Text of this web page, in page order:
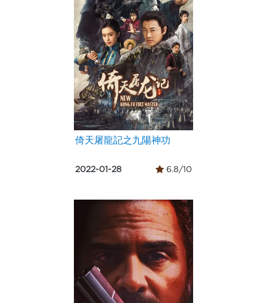
倚天屠龍記之九陽神功
2022-01-28 6.8/10